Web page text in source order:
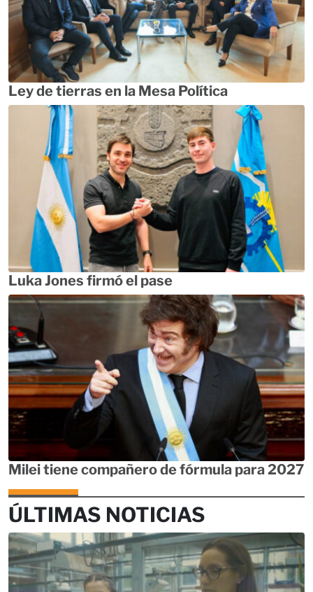
Ley de tierras en la Mesa Política
Luka Jones firmó el pase
Milei tiene compañero de fórmula para 2027
ÚLTIMAS NOTICIAS